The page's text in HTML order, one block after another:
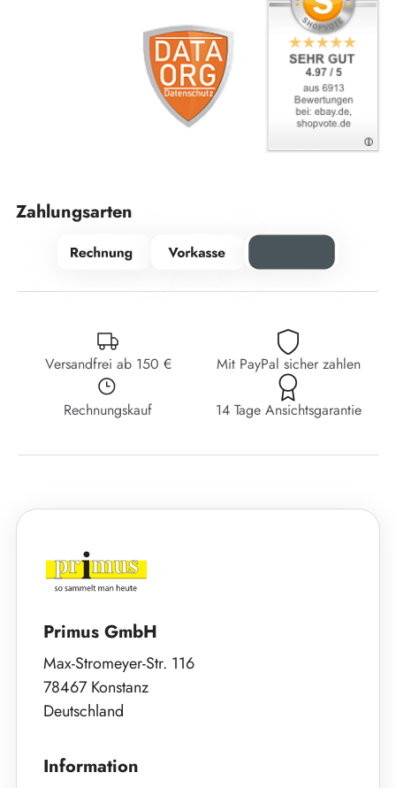
Zahlungsarten
Versandfrei ab 150 € Mit PayPal sicher zahlen
Rechnungskauf 14 Tage Ansichtsgarantie
Primus GmbH
Max-Stromeyer-Str. 116
78467 Konstanz
Deutschland
Information